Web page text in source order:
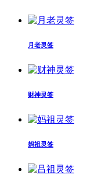
月老灵签
财神灵签
妈祖灵签